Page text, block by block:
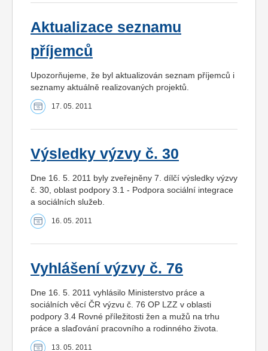
Aktualizace seznamu
příjemců
Upozorňujeme, že byl aktualizován seznam příjemců i
seznamy aktuálně realizovaných projektů.
17. 05. 2011
Výsledky výzvy č. 30
Dne 16. 5. 2011 byly zveřejněny 7. dílčí výsledky výzvy
č. 30, oblast podpory 3.1 - Podpora sociální integrace
a sociálních služeb.
16. 05. 2011
Vyhlášení výzvy č. 76
Dne 16. 5. 2011 vyhlásilo Ministerstvo práce a
sociálních věcí ČR výzvu č. 76 OP LZZ v oblasti
podpory 3.4 Rovné příležitosti žen a mužů na trhu
práce a slaďování pracovního a rodinného života.
13. 05. 2011